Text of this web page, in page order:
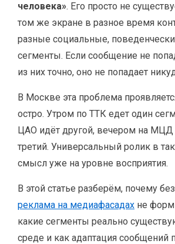
человека». Его просто не
том же экране в разное время
разные социальные,
сегменты. Если сообщение не
из них точно, оно не попадает
В Москве эта проблема
остро. Утром по ТТК едет один
ЦАО идёт другой, вечером на МЦД
третий. Универсальный ролик в
смысл уже на уровне восприятия.
В этой статье разберём, почему
реклама на медиафасадах не
какие сегменты реально
среде и как адаптация сообщений